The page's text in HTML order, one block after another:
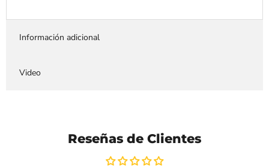
Información adicional
Video
Reseñas de Clientes